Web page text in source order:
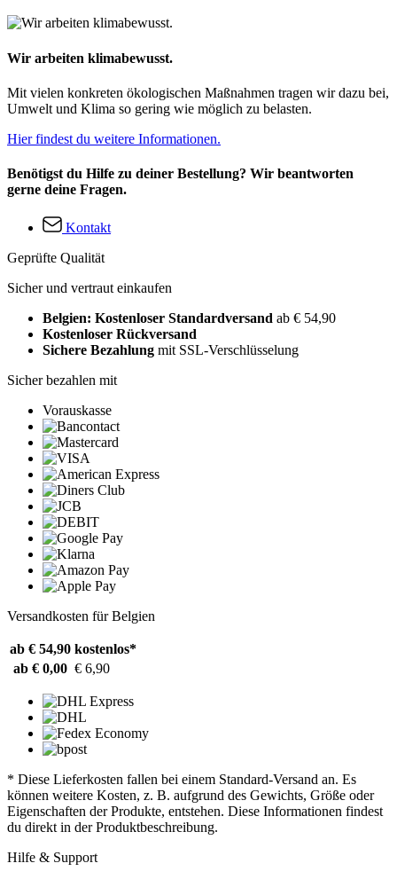
Wir arbeiten klimabewusst.
Mit vielen konkreten ökologischen Maßnahmen tragen wir dazu bei,
Umwelt und Klima so gering wie möglich zu belasten.
Hier findest du weitere Informationen.
Benötigst du Hilfe zu deiner Bestellung? Wir beantworten
gerne deine Fragen.
Kontakt
Geprüfte Qualität
Sicher und vertraut einkaufen
Belgien: Kostenloser Standardversand ab € 54,90
Kostenloser Rückversand
Sichere Bezahlung mit SSL-Verschlüsselung
Sicher bezahlen mit
Vorauskasse
Versandkosten für Belgien
ab € 54,90 kostenlos*
ab € 0,00 € 6,90
* Diese Lieferkosten fallen bei einem Standard-Versand an. Es
können weitere Kosten, z. B. aufgrund des Gewichts, Größe oder
Eigenschaften der Produkte, entstehen. Diese Informationen findest
du direkt in der Produktbeschreibung.
Hilfe & Support